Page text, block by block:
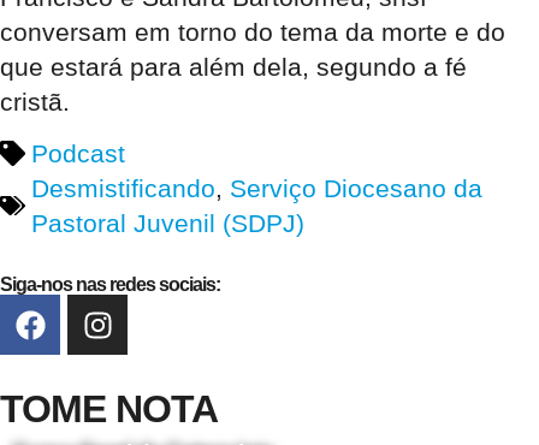
conversam em torno do tema da morte e do
que estará para além dela, segundo a fé
cristã.
Podcast
Desmistificando, Serviço Diocesano da
Pastoral Juvenil (SDPJ)
Siga-nos nas redes sociais:
TOME NOTA